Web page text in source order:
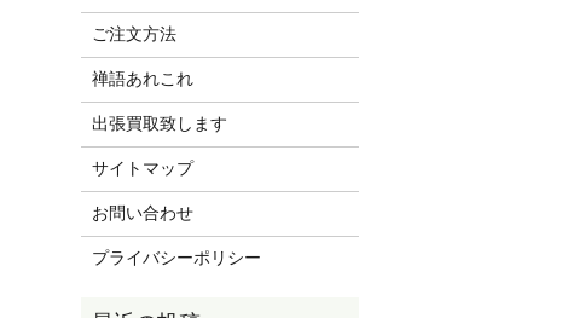
ご注文方法
禅語あれこれ
出張買取致します
サイトマップ
お問い合わせ
プライバシーポリシー